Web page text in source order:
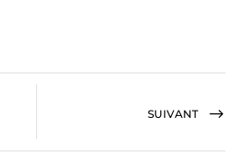
SUIVANT